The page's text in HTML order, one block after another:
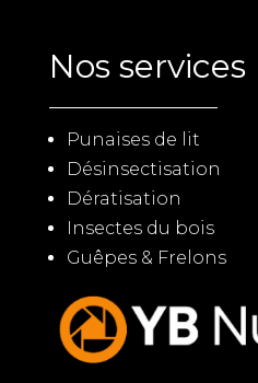
Nos services
Punaises de lit
Désinsectisation
Dératisation
Insectes du bois
Guêpes & Frelons